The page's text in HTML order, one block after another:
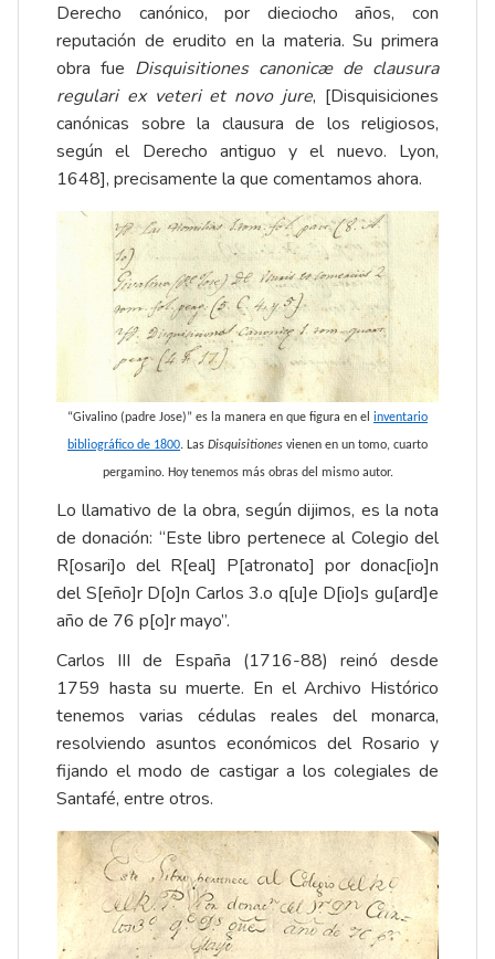
Derecho canónico, por dieciocho años, con
reputación de erudito en la materia. Su primera
obra fue Disquisitiones canonicæ de clausura
regulari ex veteri et novo jure, [Disquisiciones
canónicas sobre la clausura de los religiosos,
según el Derecho antiguo y el nuevo. Lyon,
1648], precisamente la que comentamos ahora.
“Givalino (padre Jose)” es la manera en que figura en el inventario
bibliográfico de 1800. Las Disquisitiones vienen en un tomo, cuarto
pergamino. Hoy tenemos más obras del mismo autor.
Lo llamativo de la obra, según dijimos, es la nota
de donación: “Este libro pertenece al Colegio del
R[osari]o del R[eal] P[atronato] por donac[io]n
del S[eño]r D[o]n Carlos 3.o q[u]e D[io]s gu[ard]e
año de 76 p[o]r mayo”.
Carlos III de España (1716-88) reinó desde
1759 hasta su muerte. En el Archivo Histórico
tenemos varias cédulas reales del monarca,
resolviendo asuntos económicos del Rosario y
fijando el modo de castigar a los colegiales de
Santafé, entre otros.